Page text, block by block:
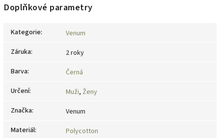
Doplňkové parametry
Kategorie:
Venum
Záruka:
2 roky
Barva:
Černá
Určení: Muži, Ženy
Značka:
Venum
Materiál:
Polycotton